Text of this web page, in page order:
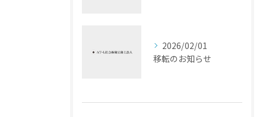
2026/02/01
移転のお知らせ